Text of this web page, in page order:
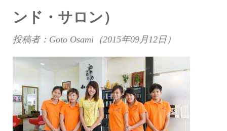
ンド・サロン）
投稿者：Goto Osami（2015年09月12日 ）